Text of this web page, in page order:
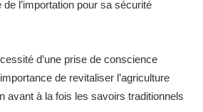
l’importation pour sa sécurité
d’une prise de conscience
de revitaliser l’agriculture
avant à la fois les savoirs traditionnels